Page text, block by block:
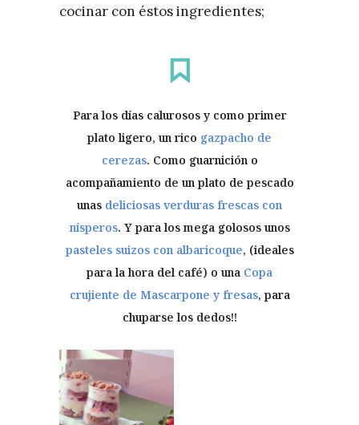
cocinar con éstos ingredientes;
Para los días calurosos y como primer
plato ligero, un rico gazpacho de
cerezas. Como guarnición o
acompañamiento de un plato de pescado
unas deliciosas verduras frescas con
nísperos. Y para los mega golosos unos
pasteles suizos con albaricoque, (ideales
para la hora del café) o una Copa
crujiente de Mascarpone y fresas, para
chuparse los dedos!!